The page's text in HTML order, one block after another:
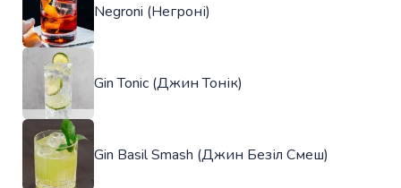
Negroni (Негроні)
Gin Tonic (Джин Тонік)
Gin Basil Smash (Джин Безіл Смеш)